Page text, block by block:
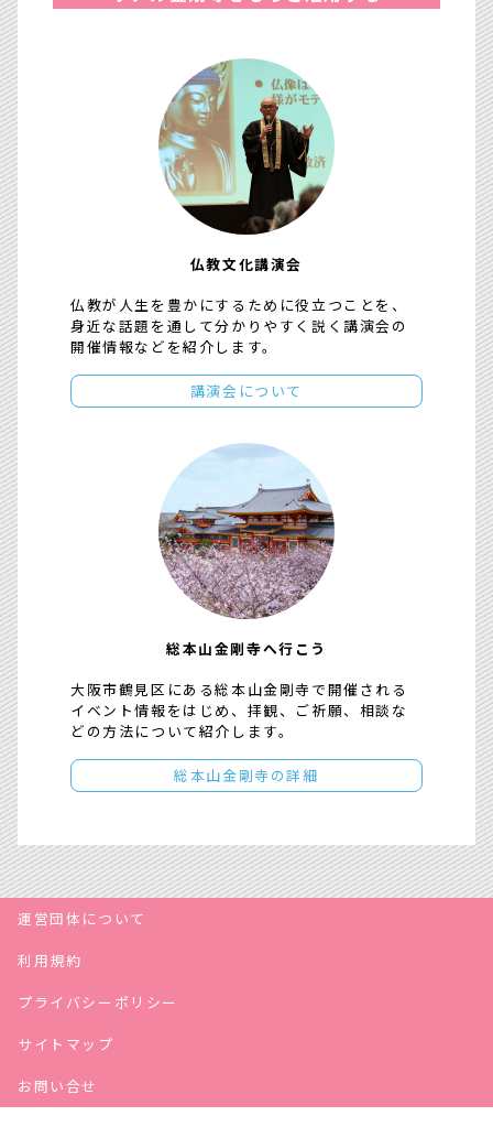
仏教文化講演会
仏教が人生を豊かにするために役立つことを、
身近な話題を通して分かりやすく説く講演会の
開催情報などを紹介します。
講演会について
総本山金剛寺へ行こう
大阪市鶴見区にある総本山金剛寺で開催される
イベント情報をはじめ、拝観、ご祈願、相談な
どの方法について紹介します。
総本山金剛寺の詳細
運営団体について
利用規約
プライバシーポリシー
サイトマップ
お問い合せ